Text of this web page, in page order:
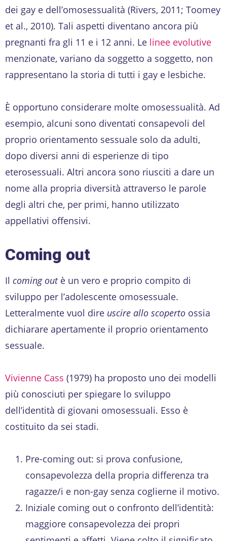
dei gay e dell’omosessualità (Rivers, 2011; Toomey
et al., 2010). Tali aspetti diventano ancora più
pregnanti fra gli 11 e i 12 anni. Le linee evolutive
menzionate, variano da soggetto a soggetto, non
rappresentano la storia di tutti i gay e lesbiche.
È opportuno considerare molte omosessualità. Ad
esempio, alcuni sono diventati consapevoli del
proprio orientamento sessuale solo da adulti,
dopo diversi anni di esperienze di tipo
eterosessuali. Altri ancora sono riusciti a dare un
nome alla propria diversità attraverso le parole
degli altri che, per primi, hanno utilizzato
appellativi offensivi.
Coming out
Il coming outè un vero e proprio compito di
sviluppo per l’adolescente omosessuale.
Letteralmente vuol dire uscire allo scoperto ossia
dichiarare apertamente il proprio orientamento
sessuale.
Vivienne Cass (1979) ha proposto uno dei modelli
più conosciuti per spiegare lo sviluppo
dell’identità di giovani omosessuali. Esso è
costituito da sei stadi.
Pre-coming out: si prova confusione,
consapevolezza della propria differenza tra
ragazze/i e non-gay senza coglierne il motivo.
Iniziale coming out o confronto dell’identità:
maggiore consapevolezza dei propri